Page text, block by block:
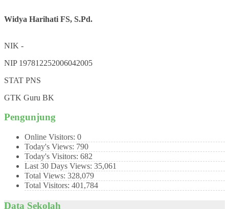
Widya Harihati FS, S.Pd.
NIK -
NIP 197812252006042005
STAT PNS
GTK Guru BK
Pengunjung
Online Visitors: 0
Today's Views: 790
Today's Visitors: 682
Last 30 Days Views: 35,061
Total Views: 328,079
Total Visitors: 401,784
Data Sekolah